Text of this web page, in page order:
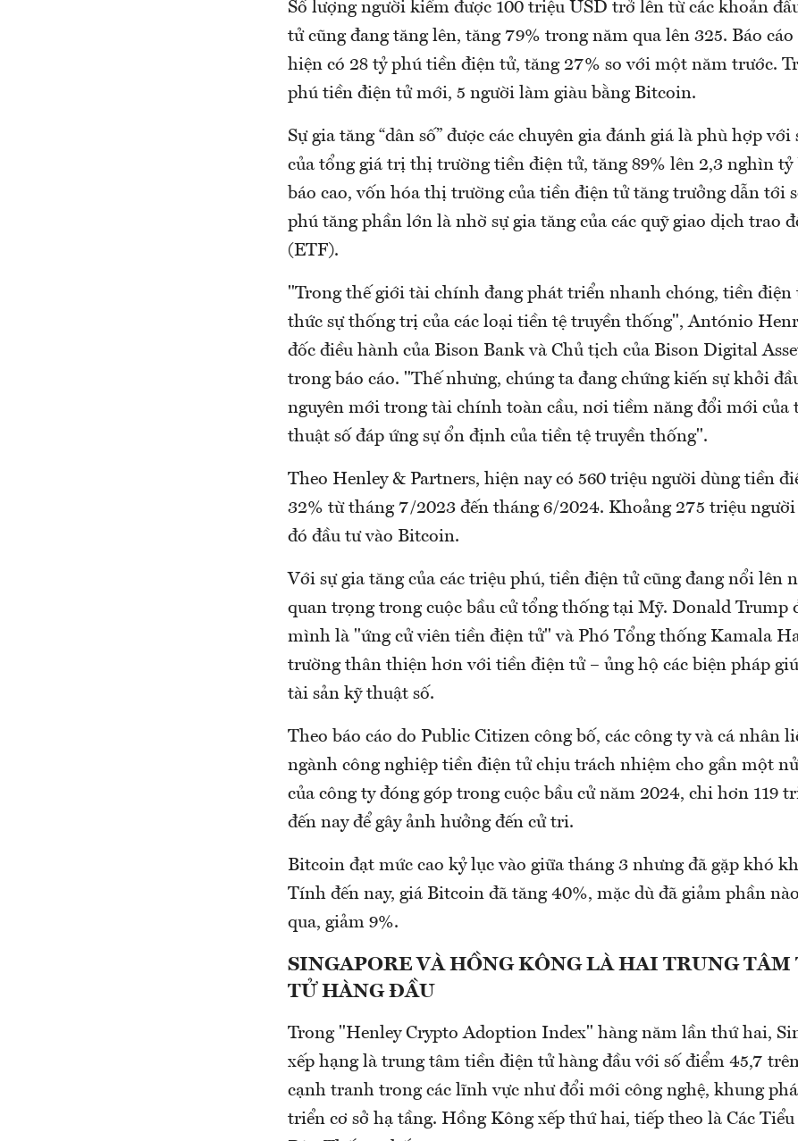
Số lượng người kiếm được 100 triệu USD trở lên từ các khoản
tử cũng đang tăng lên, tăng 79% trong năm qua lên 325. Báo
hiện có 28 tỷ phú tiền điện tử, tăng 27% so với một năm trước.
phú tiền điện tử mới, 5 người làm giàu bằng Bitcoin.
Sự gia tăng “dân số” được các chuyên gia đánh giá là phù hợp
của tổng giá trị thị trường tiền điện tử, tăng 89% lên 2,3 nghìn tỷ
báo cao, vốn hóa thị trường của tiền điện tử tăng trưởng dẫn tới
phú tăng phần lớn là nhờ sự gia tăng của các quỹ giao dịch trao
(ETF).
"Trong thế giới tài chính đang phát triển nhanh chóng, tiền điện
thức sự thống trị của các loại tiền tệ truyền thống", António
đốc điều hành của Bison Bank và Chủ tịch của Bison Digital
trong báo cáo. "Thế nhưng, chúng ta đang chứng kiến ​​sự khởi
nguyên mới trong tài chính toàn cầu, nơi tiềm năng đổi mới của
thuật số đáp ứng sự ổn định của tiền tệ truyền thống".
Theo Henley & Partners, hiện nay có 560 triệu người dùng tiền
32% từ tháng 7/2023 đến tháng 6/2024. Khoảng 275 triệu
đó đầu tư vào Bitcoin.
Với sự gia tăng của các triệu phú, tiền điện tử cũng đang nổi lên
quan trọng trong cuộc bầu cử tổng thống tại Mỹ. Donald Trump
mình là "ứng cử viên tiền điện tử" và Phó Tổng thống Kamala
trường thân thiện hơn với tiền điện tử – ủng hộ các biện pháp
tài sản kỹ thuật số.
Theo báo cáo do Public Citizen công bố, các công ty và cá nhân
ngành công nghiệp tiền điện tử chịu trách nhiệm cho gần một
của công ty đóng góp trong cuộc bầu cử năm 2024, chi hơn 119
đến nay để gây ảnh hưởng đến cử tri.
Bitcoin đạt mức cao kỷ lục vào giữa tháng 3 nhưng đã gặp khó
Tính đến nay, giá Bitcoin đã tăng 40%, mặc dù đã giảm phần
qua, giảm 9%.
SINGAPORE VÀ HỒNG KÔNG LÀ HAI TRUNG
TỬ HÀNG ĐẦU
Trong "Henley Crypto Adoption Index" hàng năm lần thứ hai,
xếp hạng là trung tâm tiền điện tử hàng đầu với số điểm 45,7
cạnh tranh trong các lĩnh vực như đổi mới công nghệ, khung
triển cơ sở hạ tầng. Hồng Kông xếp thứ hai, tiếp theo là Các